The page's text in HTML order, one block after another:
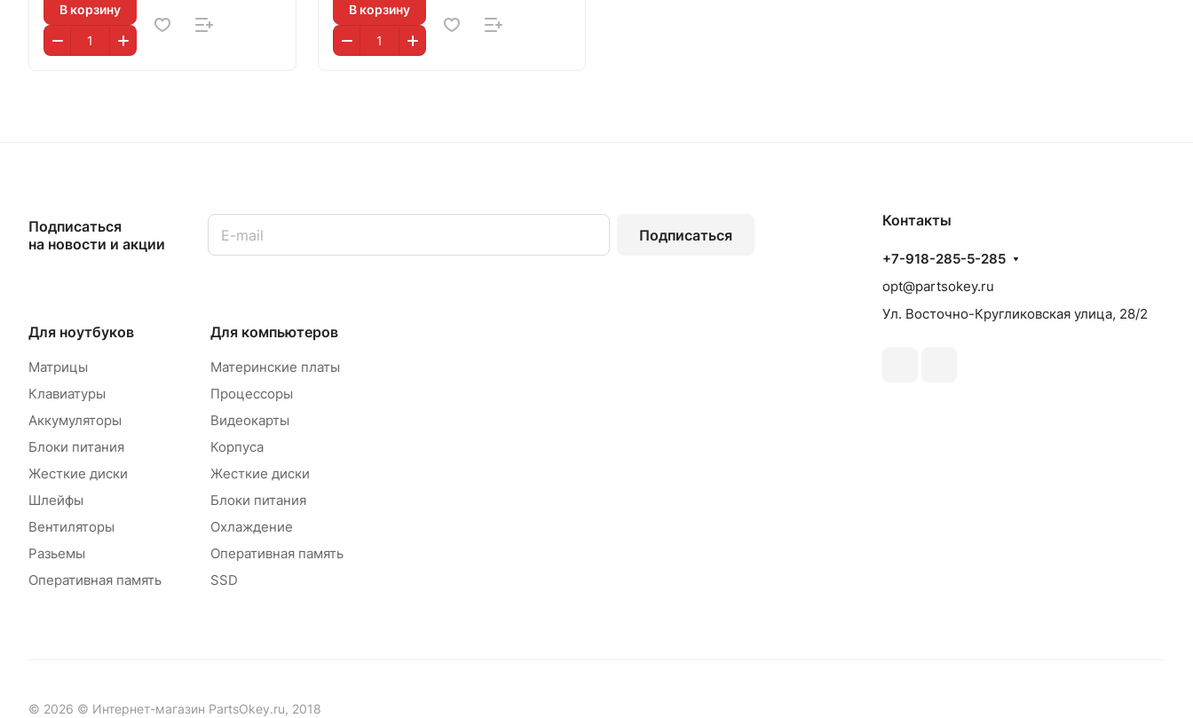
В корзину В корзину
Подписаться
на новости и акции
Подписаться
Для ноутбуков
Матрицы
Клавиатуры
Аккумуляторы
Блоки питания
Жесткие диски
Шлейфы
Вентиляторы
Разьемы
Оперативная память
Для компьютеров
Материнские платы
Процессоры
Видеокарты
Корпуса
Жесткие диски
Блоки питания
Охлаждение
Оперативная память
SSD
Контакты
+7-918-285-5-285
opt@partsokey.ru
Ул. Восточно-Кругликовская улица, 28/2
© 2026 © Интернет-магазин PartsOkey.ru, 2018